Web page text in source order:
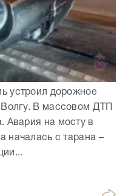
устроил дорожное
В массовом ДТП
Авария на мосту в
началась с тарана –